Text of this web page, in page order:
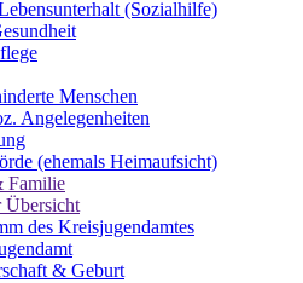
(Sozialhilfe)
Menschen
Angelegenheiten
(ehemals Heimaufsicht)
Familie
Übersicht
des Kreisjugendamtes
& Geburt